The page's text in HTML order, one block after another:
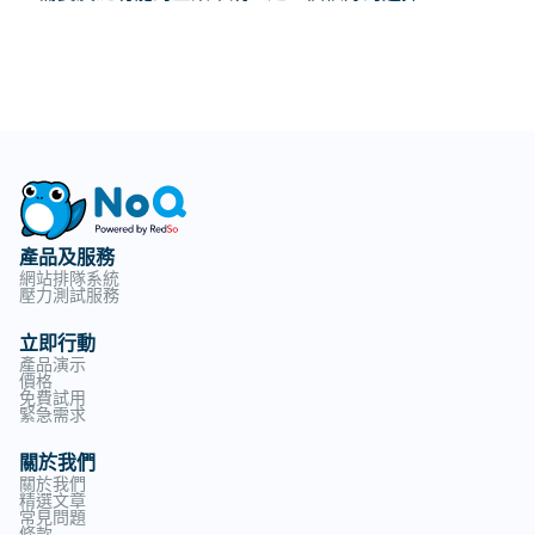
產品及服務
網站排隊系統
壓力測試服務
立即行動
產品演示
價格
免費試用
緊急需求
關於我們
關於我們
精選文章
常見問題